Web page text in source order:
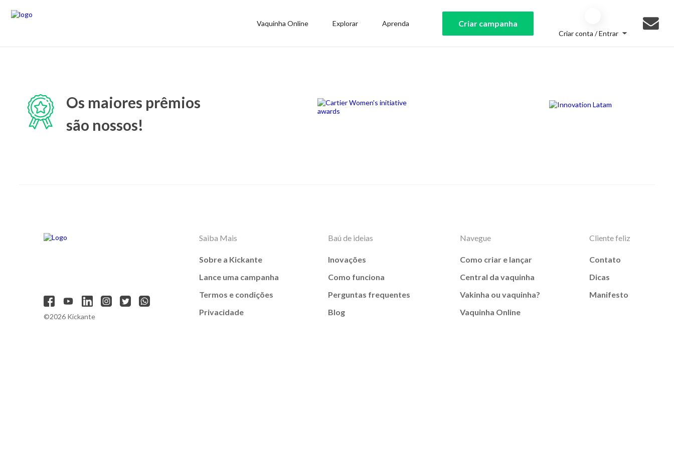
Vaquinha Online Explorar Aprenda Criar campanha
Criar conta / Entrar
Os maiores prêmios
são nossos!
©2026 Kickante
Saiba Mais
Sobre a Kickante
Lance uma campanha
Termos e condições
Privacidade
Baú de ideias
Inovações
Como funciona
Perguntas frequentes
Blog
Navegue
Como criar e lançar
Central da vaquinha
Vakinha ou vaquinha?
Vaquinha Online
Cliente feliz
Contato
Dicas
Manifesto